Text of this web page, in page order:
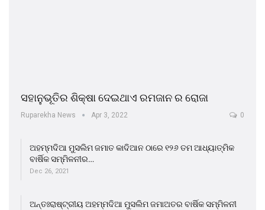
ସହାନୁଭୂତିର ଶିକ୍ଷା ଦେଇଥାଏ ରମଜାନ ର ରୋଜା
Ruparekha News Apr 3, 2022 0
ଅହମ୍ମଦିଆ ମୁସଲିମ ଜମାତ କାଦିଆନ ଠାରେ ୧୨୬ ତମ ଆଧ୍ୟାତ୍ମିକ
ବାର୍ଷିକ ସମ୍ମିଳନୀର…
Dec 26, 2021
ଅନ୍ତଃରାଷ୍ଟ୍ରୀୟ ଅହମ୍ମଦିଆ ମୁସଲିମ ଜମାଅତର ବାର୍ଷିକ ସମ୍ମିଳନୀ